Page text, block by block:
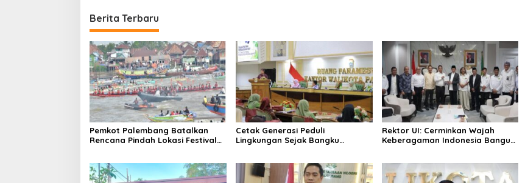
Berita Terbaru
Pemkot Palembang Batalkan
Rencana Pindah Lokasi Festival
Cetak Generasi Peduli
Lingkungan Sejak Bangku
Rektor UI: Cerminkan Wajah
Keberagaman Indonesia Bangun